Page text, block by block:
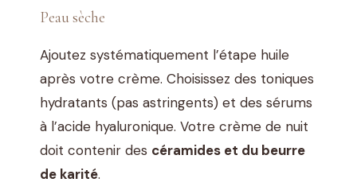
Peau sèche
Ajoutez systématiquement l’étape huile
après votre crème. Choisissez des toniques
hydratants (pas astringents) et des sérums
à l’acide hyaluronique. Votre crème de nuit
doit contenir des céramides et du beurre
de karité.